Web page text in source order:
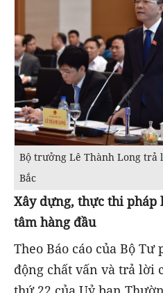
Bộ trưởng Lê Thành Long trả
Bắc
Xây dựng, thực thi
tâm hàng đầu
Theo Báo cáo của Bộ Tư
động chất vấn và trả lời